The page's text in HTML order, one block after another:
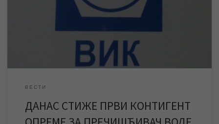
постројење за пречишћавање воде у току данашњег дана
стиже у царински простор шпедитера у Београду. Други
ВЕСТИ
ДАНАС СТИЖЕ ПРВИ КОНТИГЕНТ